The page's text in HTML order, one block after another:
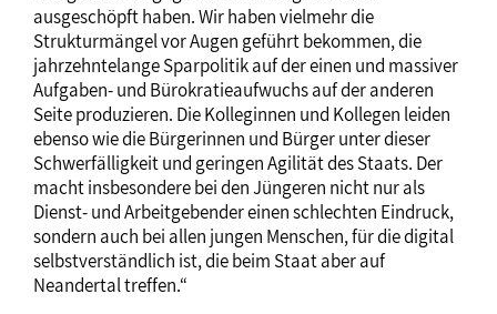
ausgeschöpft haben. Wir haben vielmehr die
Strukturmängel vor Augen geführt bekommen, die
jahrzehntelange Sparpolitik auf der einen und massiver
Aufgaben- und Bürokratieaufwuchs auf der anderen
Seite produzieren. Die Kolleginnen und Kollegen leiden
ebenso wie die Bürgerinnen und Bürger unter dieser
Schwerfälligkeit und geringen Agilität des Staats. Der
macht insbesondere bei den Jüngeren nicht nur als
Dienst- und Arbeitgebender einen schlechten Eindruck,
sondern auch bei allen jungen Menschen, für die digital
selbstverständlich ist, die beim Staat aber auf
Neandertal treffen.“